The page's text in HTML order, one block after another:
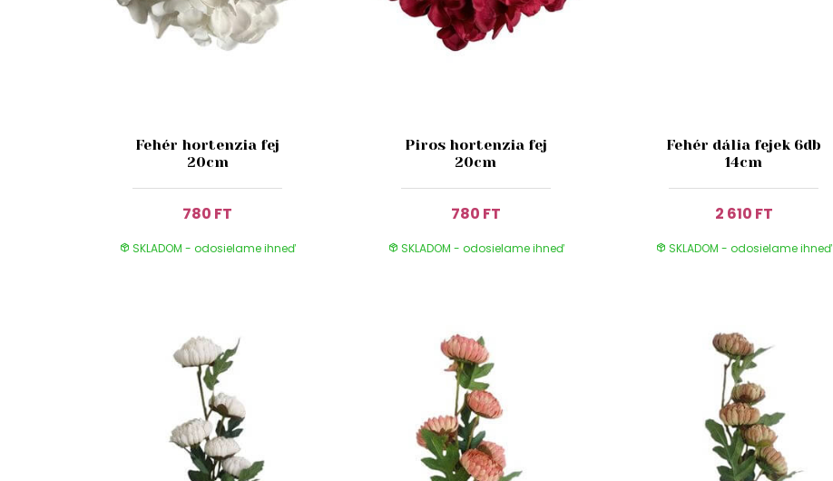
Fehér hortenzia fej
20cm
780 FT
SKLADOM - odosielame ihneď
Piros hortenzia fej
20cm
780 FT
SKLADOM - odosielame ihneď
Fehér dália fejek 6db
14cm
2 610 FT
SKLADOM - odosielame ihneď